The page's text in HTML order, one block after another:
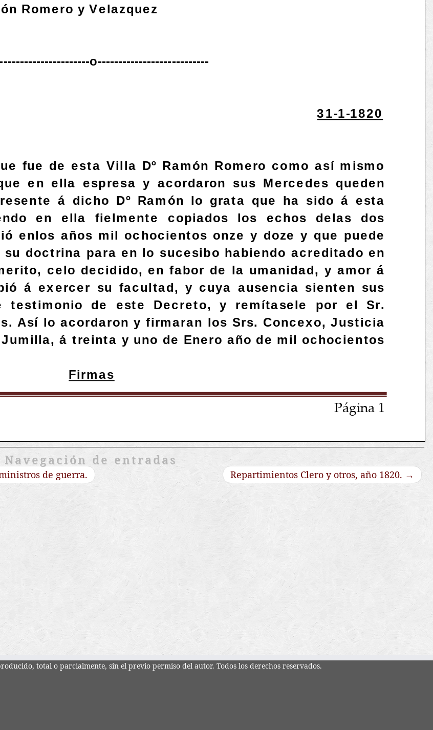
Navegación de entradas
de guerra. Repartimientos Clero y otros, año 1820. →
total o parcialmente, sin el previo permiso del autor. Todos los derechos reservados.